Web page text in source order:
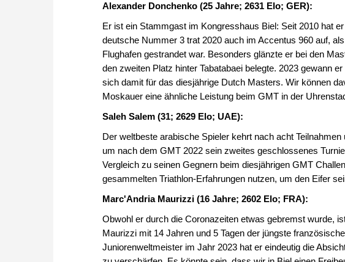
Alexander Donchenko (25 Jahre; 2631 Elo; GER):
Er ist ein Stammgast im Kongresshaus Biel: Seit 2010 hat
deutsche Nummer 3 trat 2020 auch im Accentus 960 auf,
Flughafen gestrandet war. Besonders glänzte er bei den
den zweiten Platz hinter Tabatabaei belegte. 2023 gewann
sich damit für das diesjährige Dutch Masters. Wir können
Moskauer eine ähnliche Leistung beim GMT in der
Saleh Salem (31; 2629 Elo; UAE):
Der weltbeste arabische Spieler kehrt nach acht
um nach dem GMT 2022 sein zweites geschlossenes
Vergleich zu seinen Gegnern beim diesjährigen GMT
gesammelten Triathlon-Erfahrungen nutzen, um den Eifer
Marc'Andria Maurizzi (16 Jahre; 2602 Elo; FRA):
Obwohl er durch die Coronazeiten etwas gebremst wurde,
Maurizzi mit 14 Jahren und 5 Tagen der jüngste
Juniorenweltmeister im Jahr 2023 hat er eindeutig die